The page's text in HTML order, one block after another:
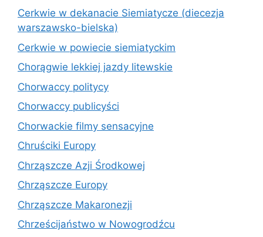
Cerkwie w dekanacie Siemiatycze (diecezja
warszawsko-bielska)
Cerkwie w powiecie siemiatyckim
Chorągwie lekkiej jazdy litewskie
Chorwaccy politycy
Chorwaccy publicyści
Chorwackie filmy sensacyjne
Chruściki Europy
Chrząszcze Azji Środkowej
Chrząszcze Europy
Chrząszcze Makaronezji
Chrześcijaństwo w Nowogrodźcu